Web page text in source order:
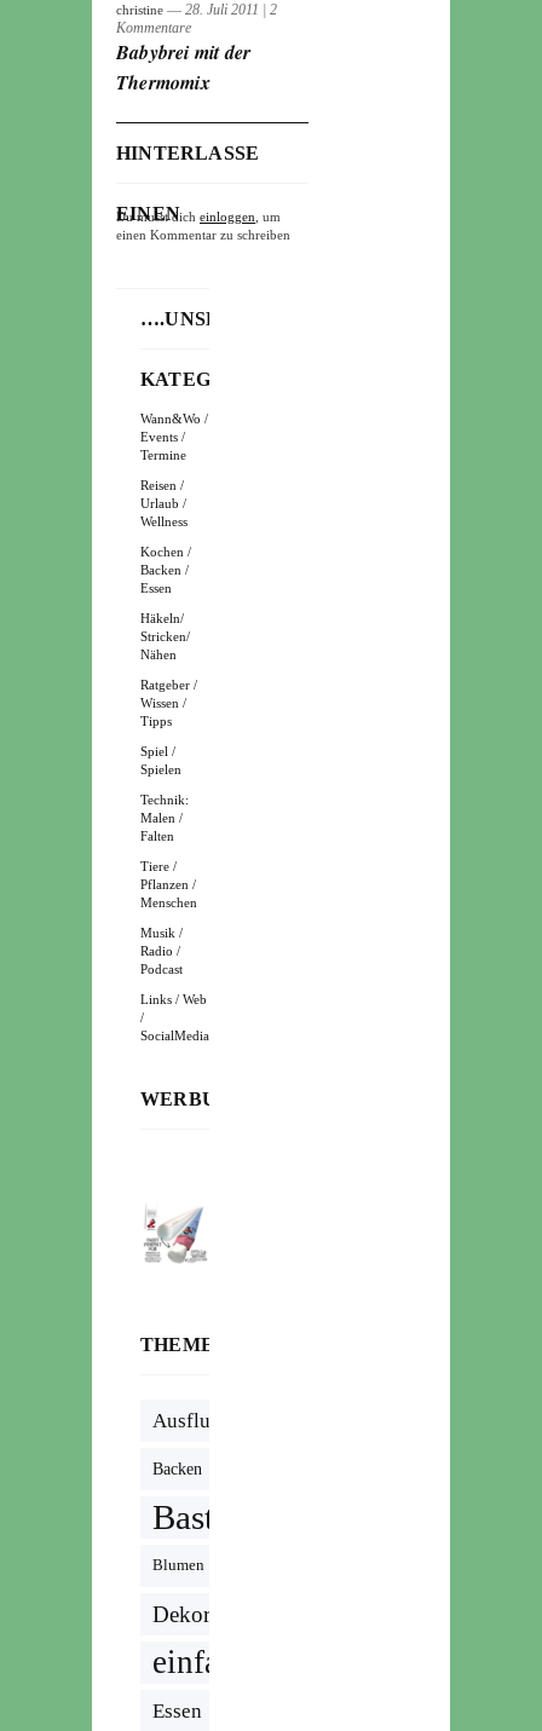
christine ― 28. Juli 2011
2
Kommentare
Babybrei mit der
Thermomix
HINTERLASSE
EINEN
Du musst dich einloggen , um
einen Kommentar zu schreiben
….UNSERE
KATEGORIEN
Wann&Wo /
Events /
Termine
Reisen /
Urlaub /
Wellness
Kochen /
Backen /
Essen
Häkeln/
Stricken/
Nähen
Ratgeber /
Wissen /
Tipps
Spiel /
Spielen
Technik:
Malen /
Falten
Tiere /
Pflanzen /
Menschen
Musik /
Radio /
Podcast
Links / Web
/
SocialMedia
WERBUNG:
THEMENWOLKE
Ausflug
Backen
Basteln
Blumen
Dekoration
einfach
Essen